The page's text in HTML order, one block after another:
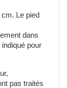
Le pied
dans
pour
pas traités